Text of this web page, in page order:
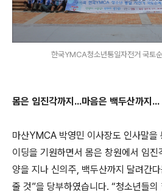
한국YMCA청소년통일자전거 국토
몸은 임진각까지...마음은 백두산까지...
마산YMCA 박영민 이사장도 인사말을
이딩을 기원하면서 몸은 창원에서 임
양을 지나 신의주, 백두산까지 달려간
줄 것”을 당부하였습니다. “청소년들